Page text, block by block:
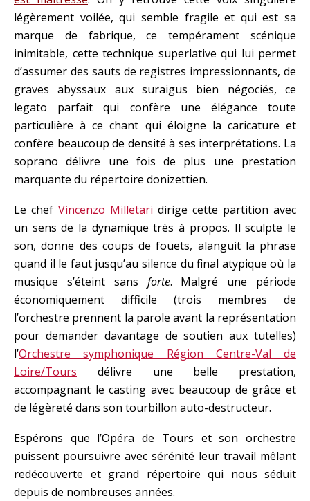
légèrement voilée, qui semble fragile et qui est sa
marque de fabrique, ce tempérament scénique
inimitable, cette technique superlative qui lui permet
d’assumer des sauts de registres impressionnants, de
graves abyssaux aux suraigus bien négociés, ce
legato parfait qui confère une élégance toute
particulière à ce chant qui éloigne la caricature et
confère beaucoup de densité à ses interprétations. La
soprano délivre une fois de plus une prestation
marquante du répertoire donizettien.
Le chef Vincenzo Milletari dirige cette partition avec
un sens de la dynamique très à propos. Il sculpte le
son, donne des coups de fouets, alanguit la phrase
quand il le faut jusqu’au silence du final atypique où la
musique s’éteint sans forte. Malgré une période
économiquement difficile (trois membres de
l’orchestre prennent la parole avant la représentation
pour demander davantage de soutien aux tutelles)
l’Orchestre symphonique Région Centre-Val de
Loire/Tours délivre une belle prestation,
accompagnant le casting avec beaucoup de grâce et
de légèreté dans son tourbillon auto-destructeur.
Espérons que l’Opéra de Tours et son orchestre
puissent poursuivre avec sérénité leur travail mêlant
redécouverte et grand répertoire qui nous séduit
depuis de nombreuses années.